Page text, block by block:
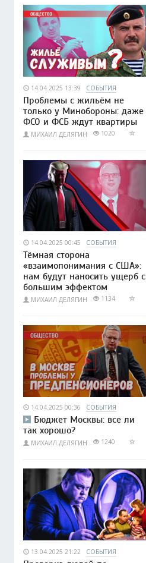
14.04.2025 13:39 СОБЫТИЯ
Проблемы с жильём не
только у Минобороны: даже
ФСО и ФСБ ждут квартиры
МИХАИЛ ДЕЛЯГИН 1020
14.04.2025 00:45 СОБЫТИЯ
Тёмная сторона
«взаимопонимания с США»:
нам будут наносить ущерб с
большим эффектом
МИХАИЛ ДЕЛЯГИН 1134
14.04.2025 00:36 СОБЫТИЯ
Бюджет Москвы: все ли
так хорошо?
МИХАИЛ ДЕЛЯГИН 1240
13.04.2025 21:22 СОБЫТИЯ